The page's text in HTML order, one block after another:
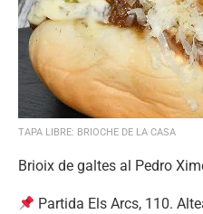
TAPA LIBRE: BRIOCHE DE LA CASA
Brioix de galtes al Pedro
Partida Els Arcs, 110.